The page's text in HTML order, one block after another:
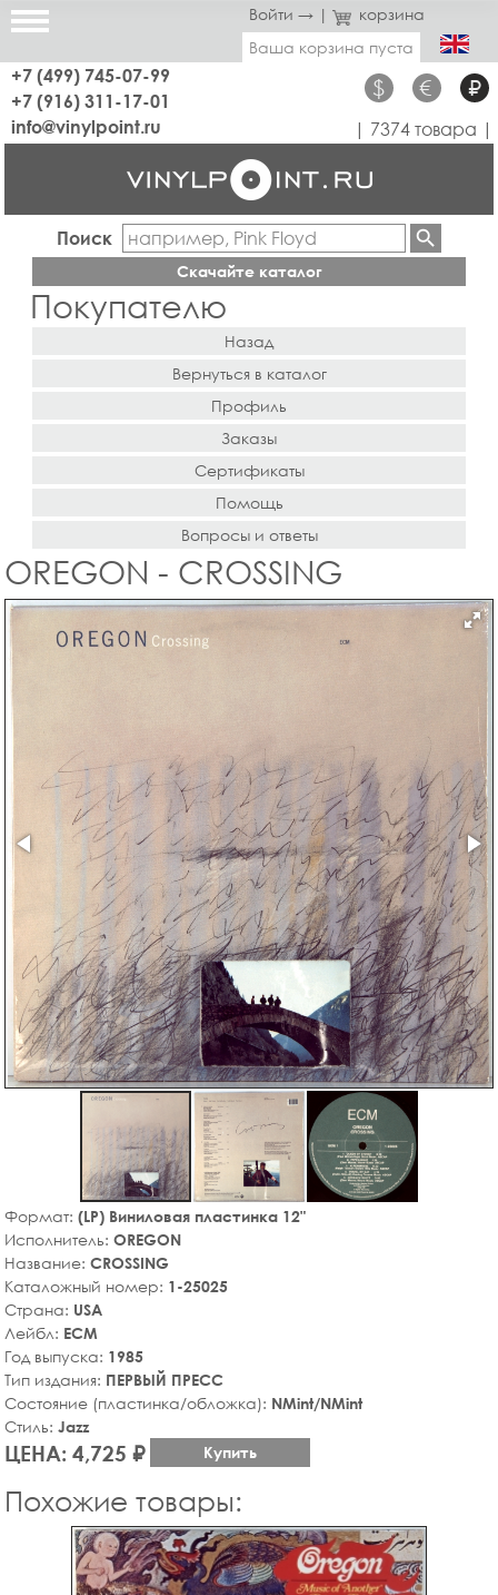
Войти → |
корзина
Ваша корзина пуста
+7 (499) 745-07-99
+7 (916) 311-17-01
$ € ₽
info@vinylpoint.ru | 7374 товара |
Поиск
Скачайте каталог
Покупателю
Назад
Вернуться в каталог
Профиль
Заказы
Сертификаты
Помощь
Вопросы и ответы
OREGON - CROSSING
Формат: (LP) Виниловая пластинка 12"
Исполнитель: OREGON
Название: CROSSING
Каталожный номер: 1-25025
Страна: USA
Лейбл: ECM
Год выпуска: 1985
Тип издания: ПЕРВЫЙ ПРЕСС
Состояние (пластинка/обложка): NMint/NMint
Стиль: Jazz
ЦЕНА: 4,725 ₽ Купить
Похожие товары: